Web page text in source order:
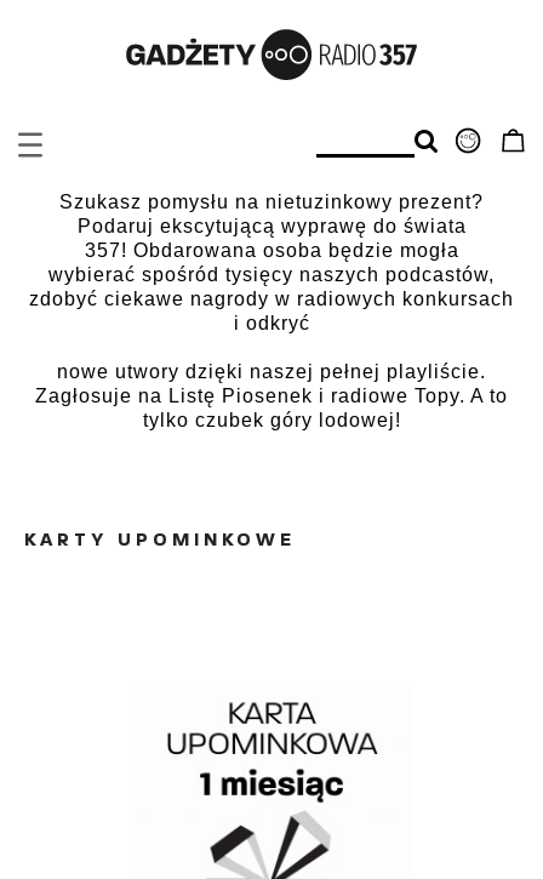
Szukasz pomysłu na nietuzinkowy prezent?
Podaruj ekscytującą wyprawę do świata
357! Obdarowana osoba będzie mogła
wybierać spośród tysięcy naszych podcastów,
zdobyć ciekawe nagrody w radiowych konkursach
i odkryć
nowe utwory dzięki naszej pełnej playliście.
Zagłosuje na Listę Piosenek i radiowe Topy. A to
tylko czubek góry lodowej!
KARTY UPOMINKOWE